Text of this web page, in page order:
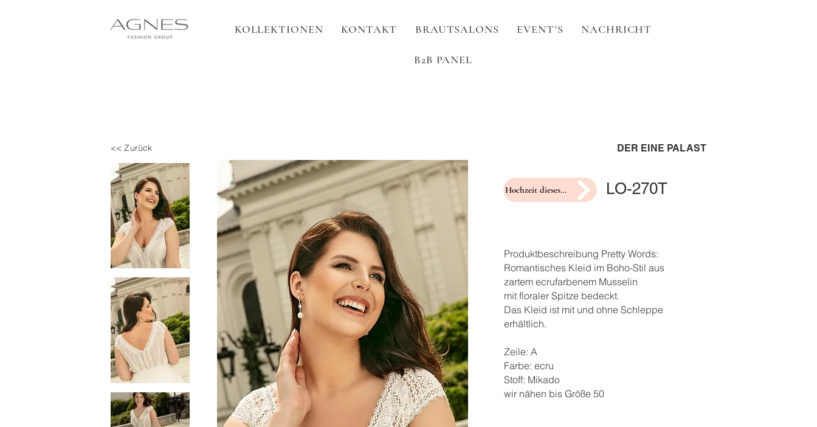
KOLLEKTIONEN KONTAKT BRAUTSALONS EVENT'S NACHRICHT
B2B PANEL
<< Zurück DER EINE PALAST
Hochzeit dieses Jahr? LO-270T
Produktbeschreibung Pretty Words:
Romantisches Kleid im Boho-Stil aus
zartem ecrufarbenem Musselin
mit floraler Spitze bedeckt.
Das Kleid ist mit und ohne Schleppe
erhältlich.
Zeile: A
Farbe: ecru
Stoff: Mikado
wir nähen bis Größe 50